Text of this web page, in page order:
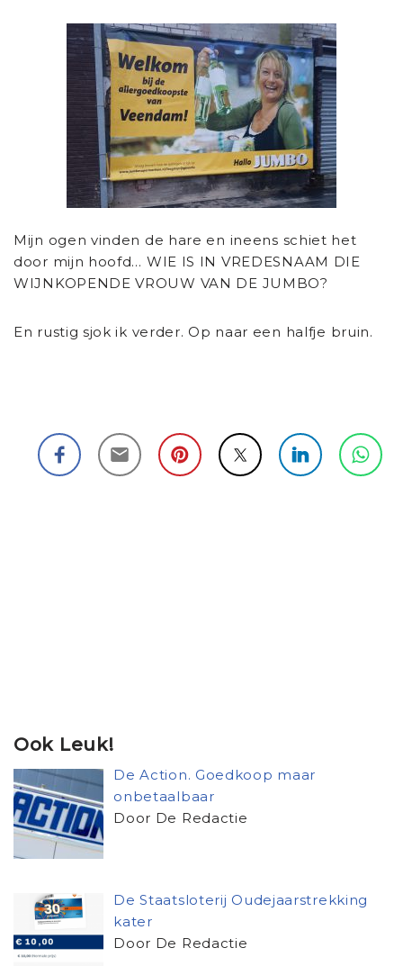
Mijn ogen vinden de hare en ineens schiet het
door mijn hoofd… WIE IS IN VREDESNAAM DIE
WIJNKOPENDE VROUW VAN DE JUMBO?
En rustig sjok ik verder. Op naar een halfje bruin.
Ook Leuk!
De Action. Goedkoop maar
onbetaalbaar
Door De Redactie
De Staatsloterij Oudejaarstrekking
kater
Door De Redactie